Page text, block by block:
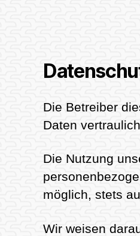
Die Betreiber
Daten
Die Nutzung
möglich, stets
Wir weisen